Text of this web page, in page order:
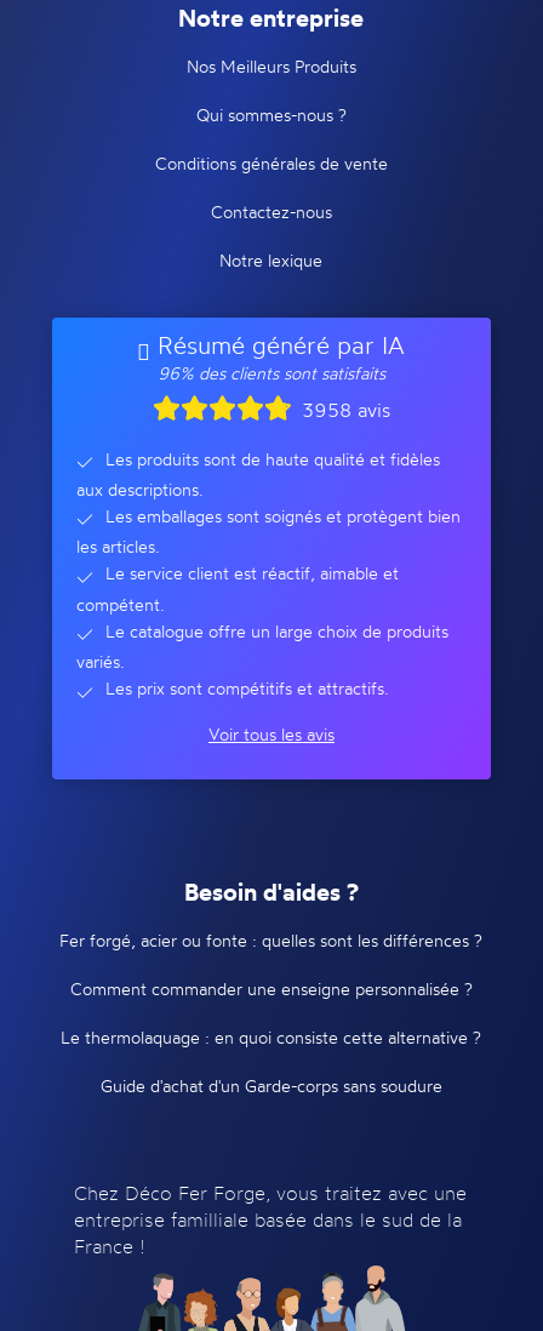
Notre entreprise
Nos Meilleurs Produits
Qui sommes-nous ?
Conditions générales de vente
Contactez-nous
Notre lexique
Résumé généré par IA
96% des clients sont satisfaits
3958 avis
Les produits sont de haute qualité et fidèles
aux descriptions.
Les emballages sont soignés et protègent bien
les articles.
Le service client est réactif, aimable et
compétent.
Le catalogue offre un large choix de produits
variés.
Les prix sont compétitifs et attractifs.
Voir tous les avis
Besoin d'aides ?
Fer forgé, acier ou fonte : quelles sont les différences ?
Comment commander une enseigne personnalisée ?
Le thermolaquage : en quoi consiste cette alternative ?
Guide d'achat d'un Garde-corps sans soudure
Chez Déco Fer Forge, vous traitez avec une
entreprise familliale basée dans le sud de la
France !